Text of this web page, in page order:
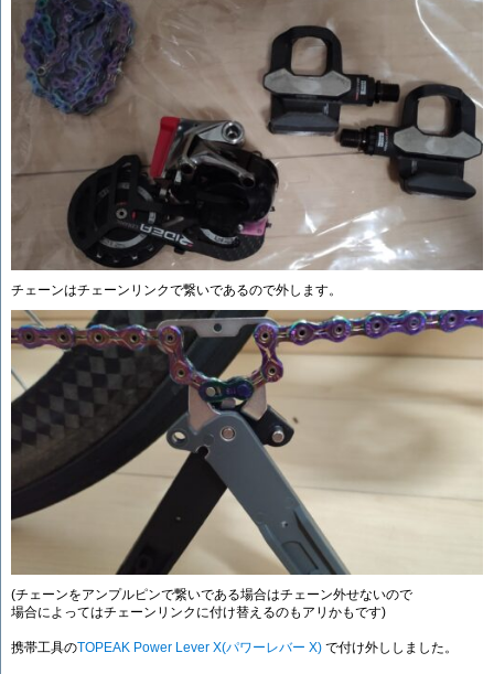
チェーンはチェーンリンクで繋いであるので外します。
(チェーンをアンプルピンで繋いである場合はチェーン外せないので
場合によってはチェーンリンクに付け替えるのもアリかもです)
携帯工具のTOPEAK Power Lever X(パワーレバー X) で付け外ししました。